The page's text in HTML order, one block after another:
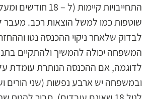
התחייבויות קיימות (ל – 18
שוטפות כמו למשל הוצאות רכב. מעבר
לבדוק שלאחר ניקוי ההכנסה נטו וההחזר
המשפחה יכולה להמשיך ולהתקיים
ובמשפחה יש ארבע נפשות (שני הורים